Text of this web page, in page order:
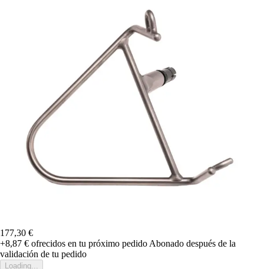
177,30 €
+8,87 € ofrecidos en tu próximo pedido Abonado después de la
validación de tu pedido
Loading...